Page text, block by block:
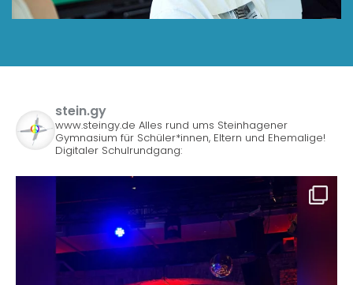
stein.gy
www.steingy.de Alles rund ums Steinhagener
Gymnasium für Schüler*innen, Eltern und Ehemalige!
Digitaler Schulrundgang: